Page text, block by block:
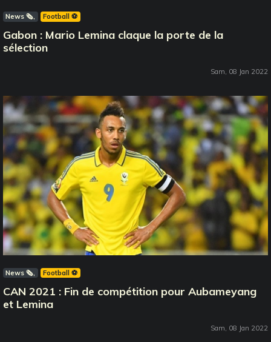
News 🗞️ Football ⚽️
Gabon : Mario Lemina claque la porte de la
sélection
Sam, 08 Jan 2022
News 🗞️ Football ⚽️
CAN 2021 : Fin de compétition pour Aubameyang
et Lemina
Sam, 08 Jan 2022